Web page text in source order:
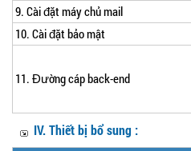
9. Cài đặt máy chủ mail
10. Cài đặt bảo mật
11. Đường cáp back-end
IV. Thiết bị bổ sung :